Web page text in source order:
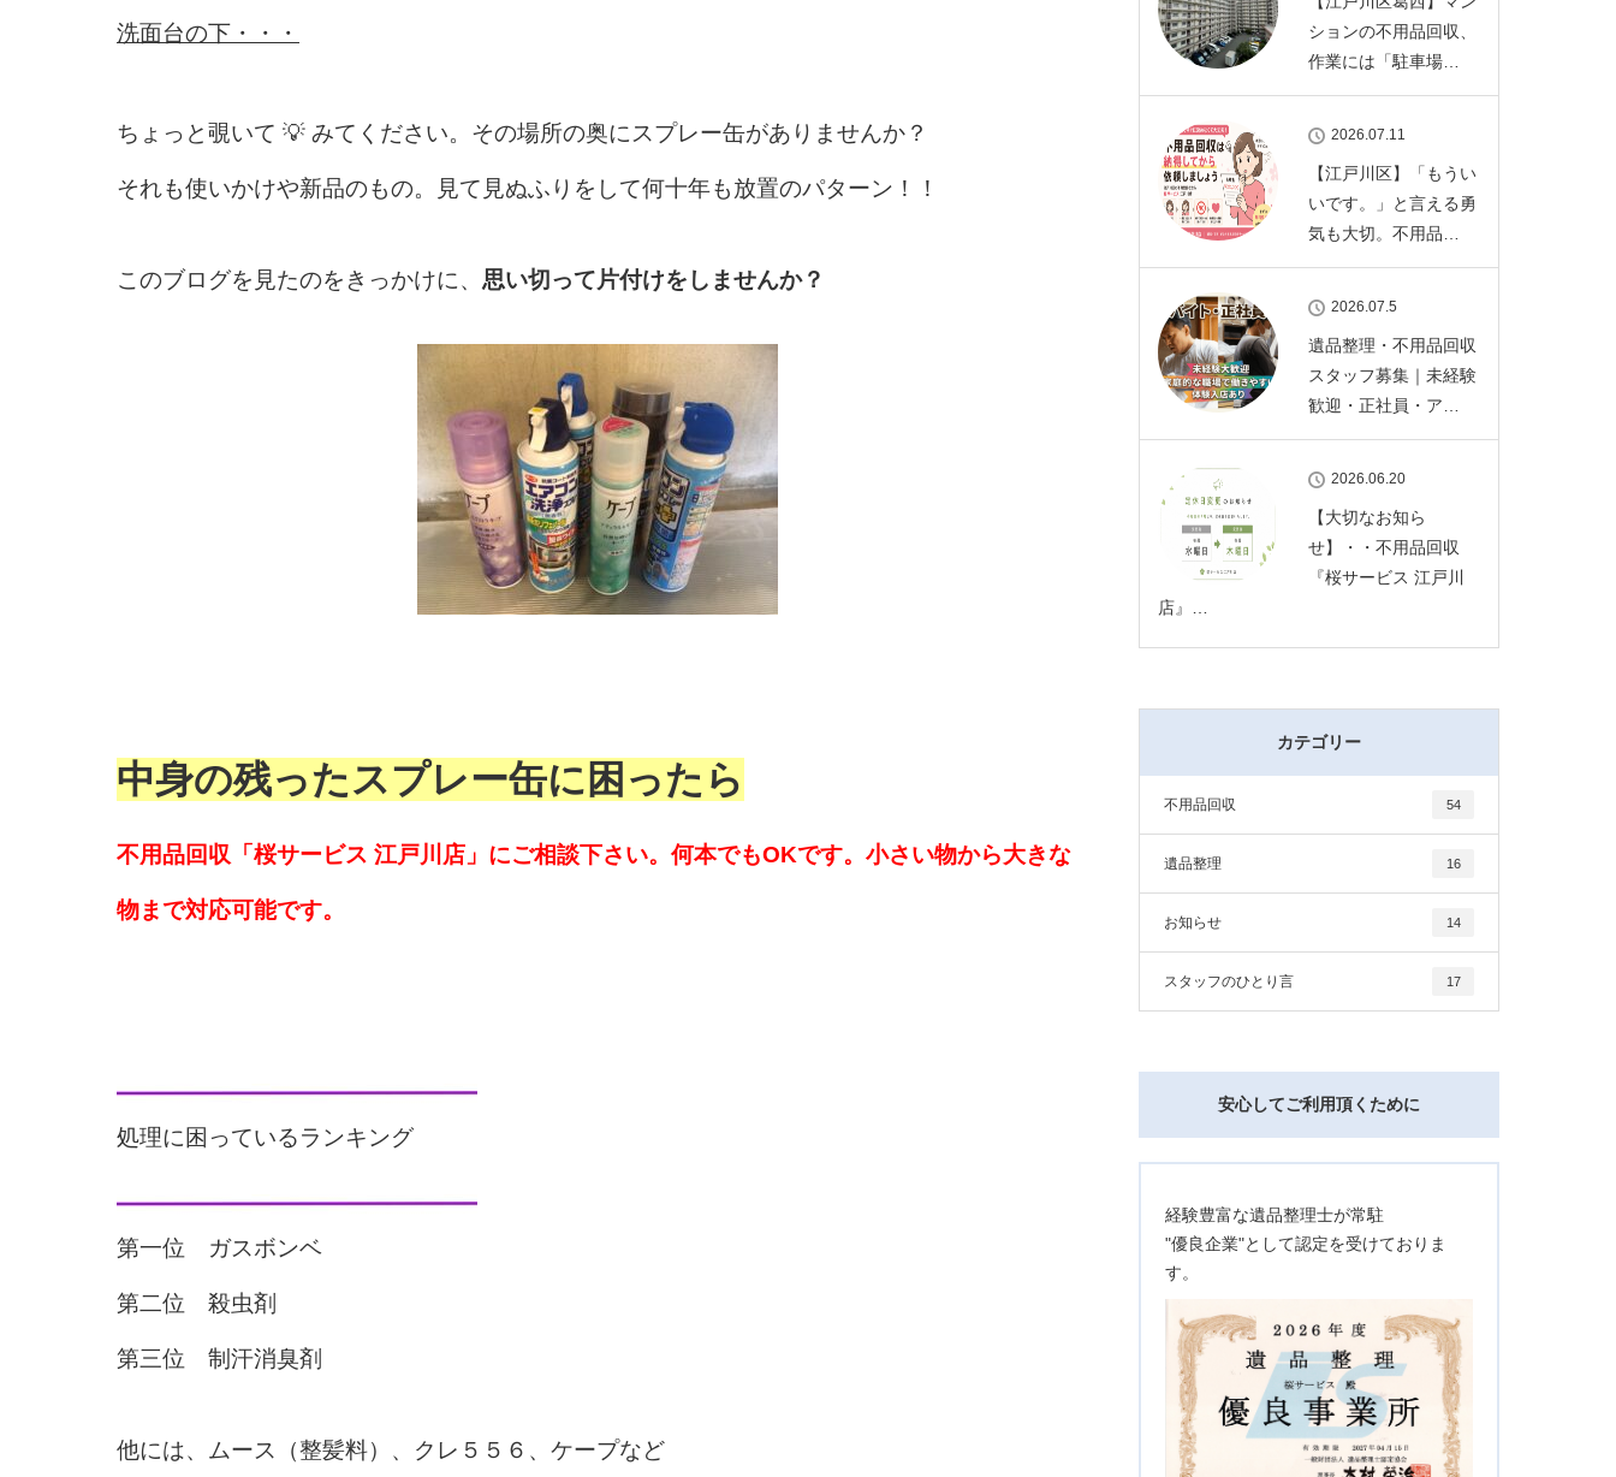
洗面台の下・・・
ちょっと覗いて 💡 みてください。その場所の奥にスプレー缶がありませんか？
それも使いかけや新品のもの。見て見ぬふりをして何十年も放置のパターン！！
このブログを見たのをきっかけに、 思い切って片付けをしませんか？
中身の残ったスプレー缶に困ったら
不用品回収「桜サービス 江戸川店」にご相談下さい。何本でもOKです。小さい物から大きな
物まで対応可能です。
処理に困っているランキング
第一位 ガスボンベ
第二位 殺虫剤
第三位 制汗消臭剤
他には、ムース（整髪料）、 クレ５５６、 ケープなど
ションの不用品回収、
作業には「駐車場…
2026.07.11
【江戸川区】「もうい
いです。」と言える勇
気も大切。不用品…
2026.07.5
遺品整理・不用品回収
スタッフ募集｜未経験
歓迎・正社員・ア…
2026.06.20
【大切なお知ら
せ】・・不用品回収
『桜サービス 江戸川
店』…
カテゴリー
不用品回収 54
遺品整理 16
お知らせ 14
スタッフのひとり言 17
安心してご利用頂くために
経験豊富な遺品整理士が常駐
"優良企業"として認定を受けておりま
す。